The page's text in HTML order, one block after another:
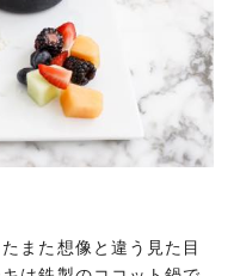
また想像と違う見た目